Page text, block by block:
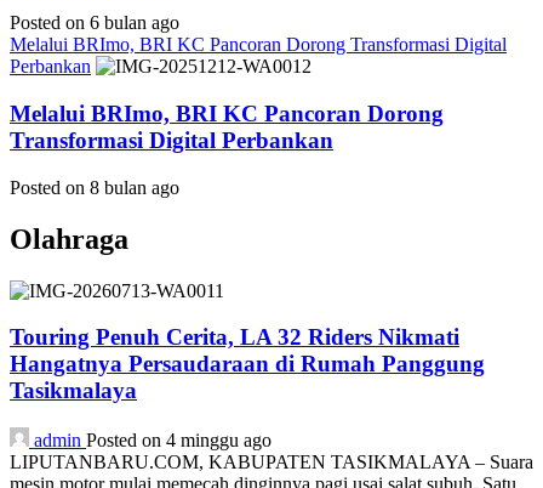
Posted on 6 bulan ago
Melalui BRImo, BRI KC Pancoran Dorong Transformasi Digital
Perbankan
Melalui BRImo, BRI KC Pancoran Dorong
Transformasi Digital Perbankan
Posted on 8 bulan ago
Olahraga
Touring Penuh Cerita, LA 32 Riders Nikmati
Hangatnya Persaudaraan di Rumah Panggung
Tasikmalaya
admin Posted on 4 minggu ago
LIPUTANBARU.COM, KABUPATEN TASIKMALAYA – Suara
mesin motor mulai memecah dinginnya pagi usai salat subuh. Satu